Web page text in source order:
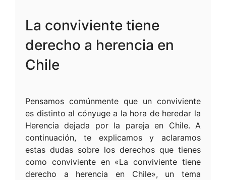
La conviviente tiene
derecho a herencia en
Chile
Pensamos comúnmente que un conviviente
es distinto al cónyuge a la hora de heredar la
Herencia dejada por la pareja en Chile. A
continuación, te explicamos y aclaramos
estas dudas sobre los derechos que tienes
como conviviente en «La conviviente tiene
derecho a herencia en Chile», un tema